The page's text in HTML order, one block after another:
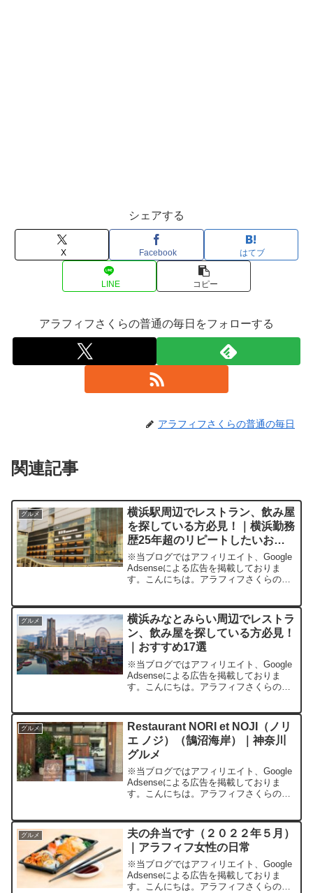
シェアする
X Facebook はてブ
LINE コピー
アラフィフさくらの普通の毎日をフォローする
アラフィフさくらの普通の毎日
関連記事
グルメ
横浜駅周辺でレストラン、飲み屋
を探している方必見！｜横浜勤務
歴25年超のリピートしたいおす
すめ17選
※当ブログではアフィリエイト、Google
Adsenseによる広告を掲載しておりま
す。こんにちは。アラフィフさくらの普
横浜駅周辺ってどんなところ？「横浜駅
周辺」と聞...
グルメ
横浜みなとみらい周辺でレストラ
ン、飲み屋を探している方必見！
｜おすすめ17選
※当ブログではアフィリエイト、Google
Adsenseによる広告を掲載しておりま
す。こんにちは。アラフィフさくらの普
い周辺ってどんなところ？「横浜みなと
みらい周辺」...
グルメ
Restaurant NORI et NOJI（ノリ
エ ノジ）（鵠沼海岸）｜神奈川
グルメ
※当ブログではアフィリエイト、Google
Adsenseによる広告を掲載しておりま
す。こんにちは。アラフィフさくらの普
ではあるものの、経済活動との共存との
ことで、...
グルメ
夫の弁当です（２０２２年５月）
｜アラフィフ女性の日常
※当ブログではアフィリエイト、Google
Adsenseによる広告を掲載しておりま
す。こんにちは。アラフィフさくらの普